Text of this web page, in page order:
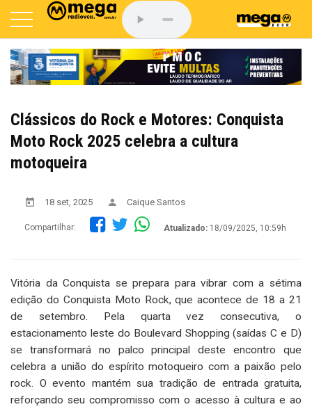
Clássicos do Rock e Motores: Conquista
Moto Rock 2025 celebra a cultura
motoqueira
18 set, 2025 Caique Santos
Compartilhar: Atualizado: 18/09/2025, 10:59h
Vitória da Conquista se prepara para vibrar com a sétima
edição do Conquista Moto Rock, que acontece de 18 a 21
de setembro. Pela quarta vez consecutiva, o
estacionamento leste do Boulevard Shopping (saídas C e D)
se transformará no palco principal deste encontro que
celebra a união do espírito motoqueiro com a paixão pelo
rock. O evento mantém sua tradição de entrada gratuita,
reforçando seu compromisso com o acesso à cultura e ao